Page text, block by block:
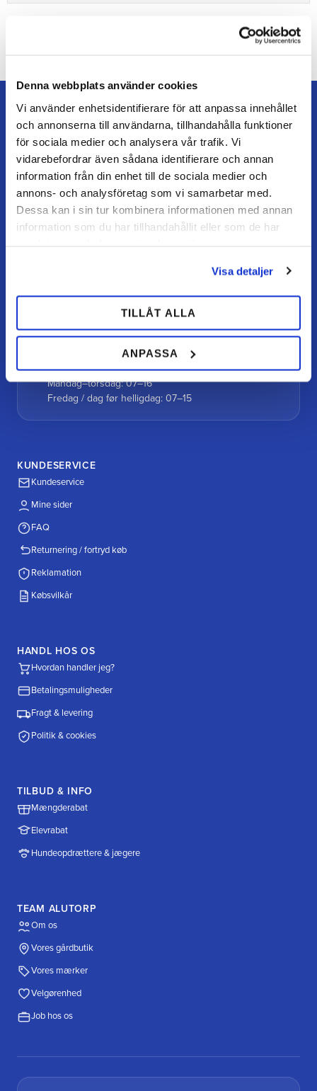
Denna webbplats använder cookies
Vi använder enhetsidentifierare för att anpassa innehållet
och annonserna till användarna, tillhandahålla funktioner
för sociala medier och analysera vår trafik. Vi
vidarebefordrar även sådana identifierare och annan
information från din enhet till de sociala medier och
annons- och analysföretag som vi samarbetar med.
Dessa kan i sin tur kombinera informationen med annan
information som du har tillhandahållit eller som de har
Visa detaljer
TILLÅT ALLA
ANPASSA
TEAM ALUTORP
Din hovslagerbutik online med stort lager, hurtig levering
og personlig service.
Kontakt
Vores gårdbutik
Alutorp, Frestensfällevägen 64
26996 Båstad
Åbningstider
Mandag–torsdag: 07–16
Fredag / dag før helligdag: 07–15
KUNDESERVICE
Kundeservice
Mine sider
FAQ
Returnering / fortryd køb
Reklamation
Købsvilkår
HANDL HOS OS
Hvordan handler jeg?
Betalingsmuligheder
Fragt & levering
Politik & cookies
TILBUD & INFO
Mængderabat
Elevrabat
Hundeopdrættere & jægere
TEAM ALUTORP
Om os
Vores gårdbutik
Vores mærker
Velgørenhed
Job hos os